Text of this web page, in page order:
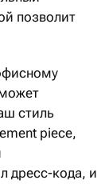
позволит
стиль
piece,
дресс-кода, и